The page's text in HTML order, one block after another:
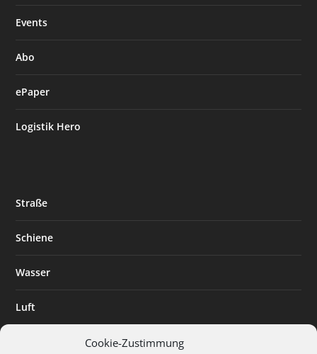
Cookie-Zustimmung
Events
Abo
ePaper
Logistik Hero
Straße
Schiene
Wasser
Luft